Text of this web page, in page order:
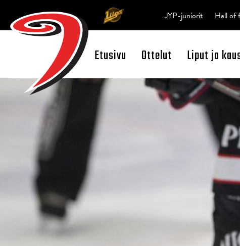
Open Search
Etusivu Ottelut Liput ja
JYP-juniorit Hall of